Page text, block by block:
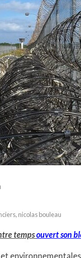
, nicolas bouleau
tempsouvert son